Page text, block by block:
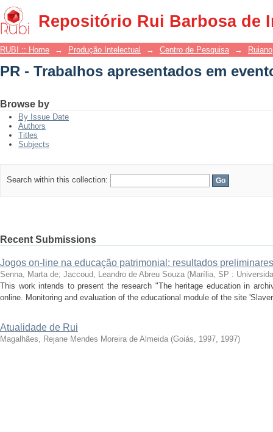
Repositório Rui Barbosa de
PR - Trabalhos apresentados em
RUBI :: Home → Produção Intelectual → Centro de Pesquisa → Ruiano
PR - Trabalhos apresentados em
Browse by
By Issue Date
Authors
Titles
Subjects
Search within this collection:
Recent Submissions
Jogos on-line na educação patrimonial: resultados preliminares
Senna, Marta de; Jaccoud, Leandro de Abreu Souza (Marília, SP :
This work intends to present the research "The heritage education in
online. Monitoring and evaluation of the educational module of the site
Atualidade de Rui
Magalhães, Rejane Mendes Moreira de Almeida (Goiás, 1997, 1997)